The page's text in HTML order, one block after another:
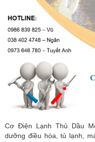
Cơ Điện Lạnh Thủ Dầu
dưỡng điều hòa, tủ lạnh,